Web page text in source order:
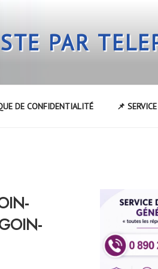
PAR
DE CONFIDENTIALITÉ 📌